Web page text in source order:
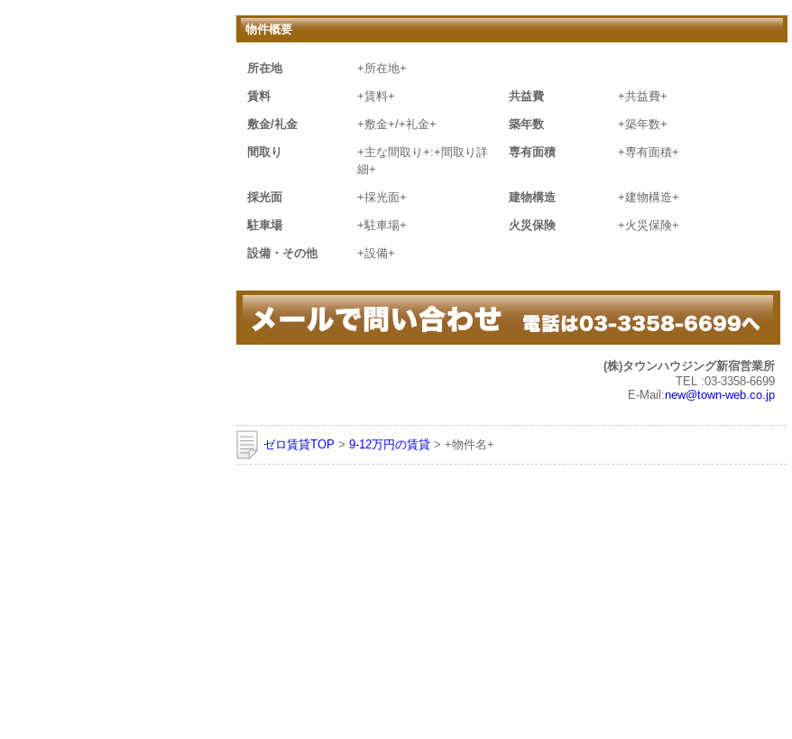
物件概要
所在地 +所在地+
賃料 +賃料+ 共益費 +共益費+
敷金/礼金 +敷金+/+礼金+ 築年数 +築年数+
間取り
+主な間取り+:+間取り詳
細+
専有面積 +専有面積+
採光面 +採光面+ 建物構造 +建物構造+
駐車場 +駐車場+ 火災保険 +火災保険+
設備・その他 +設備+
(株)タウンハウジング新宿営業所
TEL :03-3358-6699
E-Mail:new@town-web.co.jp
ゼロ賃貸TOP > 9-12万円の賃貸 > +物件名+